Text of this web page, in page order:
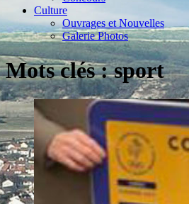
Culture
Ouvrages et Nouvelles
Galerie Photos
Mots clés : sport